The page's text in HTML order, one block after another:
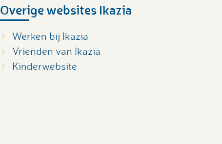
Overige websites Ikazia
Werken bij Ikazia
Vrienden van Ikazia
Kinderwebsite